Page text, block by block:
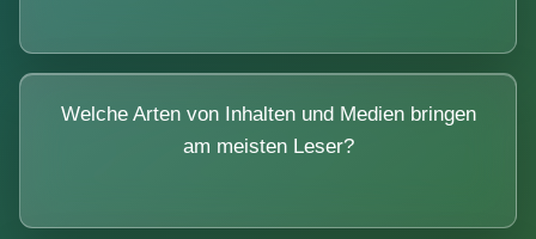
Welche Arten von Inhalten und Medien bringen
am meisten Leser?